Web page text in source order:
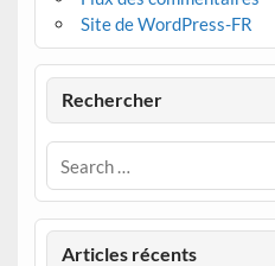
Site de WordPress-FR
Rechercher
Articles récents